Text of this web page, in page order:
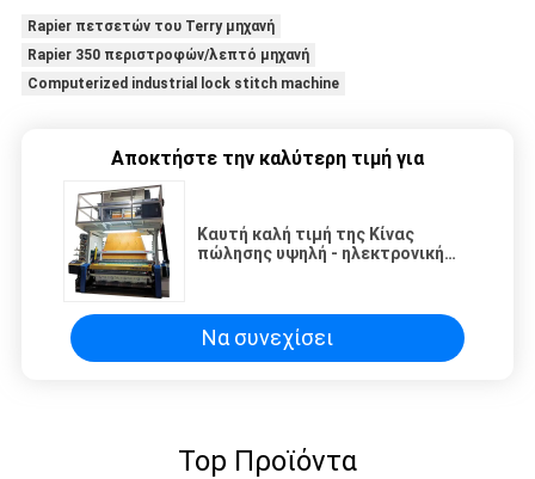
Rapier πετσετών του Terry μηχανή
Rapier 350 περιστροφών/λεπτό μηχανή
Computerized industrial lock stitch machine
Αποκτήστε την καλύτερη τιμή για
Καυτή καλή τιμή της Κίνας
πώλησης υψηλή - ηλεκτρονική
Να συνεχίσει
Top Προϊόντα